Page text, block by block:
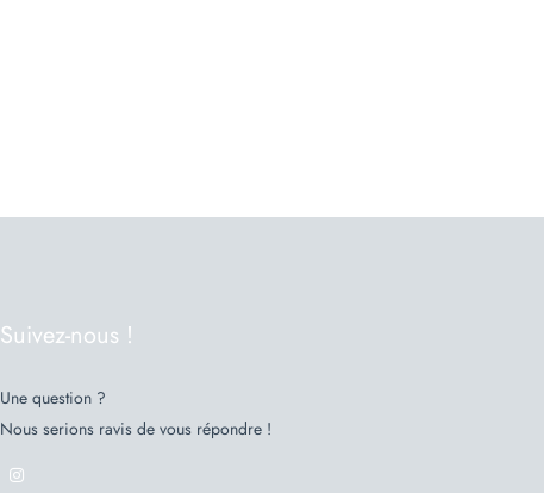
Suivez-nous !
Une question ?
Nous serions ravis de vous répondre !